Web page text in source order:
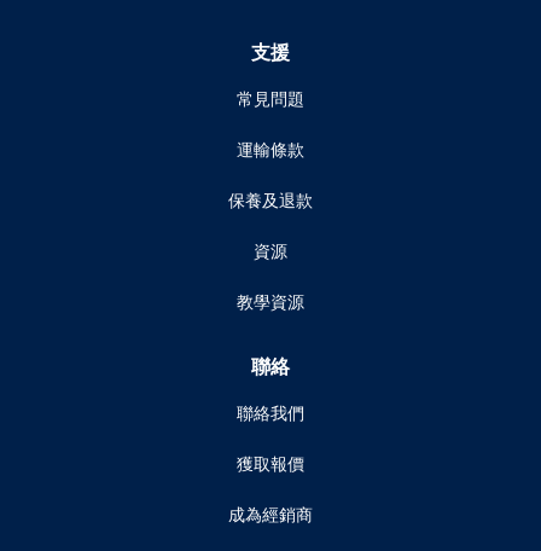
支援
常見問題
運輸條款
保養及退款
資源
教學資源
聯絡
聯絡我們
獲取報價
成為經銷商